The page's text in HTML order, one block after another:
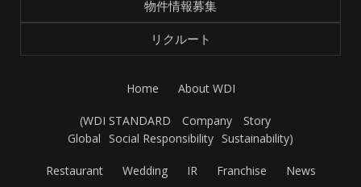
物件情報募集
リクルート
Home About WDI
(WDI STANDARD Company
Story
Global Social Responsibility Sustainability)
Restaurant Wedding IR Franchise News